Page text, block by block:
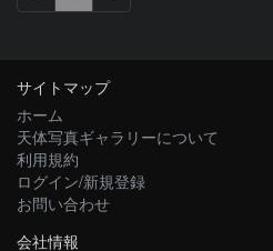
サイトマップ
ホーム
天体写真ギャラリーについて
利用規約
ログイン/新規登録
お問い合わせ
会社情報